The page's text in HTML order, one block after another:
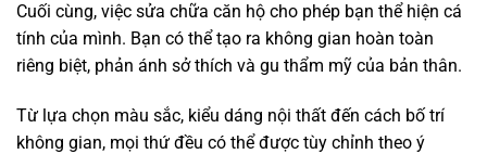
Cuối cùng, việc sửa chữa căn hộ cho phép bạn thể hiện cá
tính của mình. Bạn có thể tạo ra không gian hoàn toàn
riêng biệt, phản ánh sở thích và gu thẩm mỹ của bản thân.
Từ lựa chọn màu sắc, kiểu dáng nội thất đến cách bố trí
không gian, mọi thứ đều có thể được tùy chỉnh theo ý